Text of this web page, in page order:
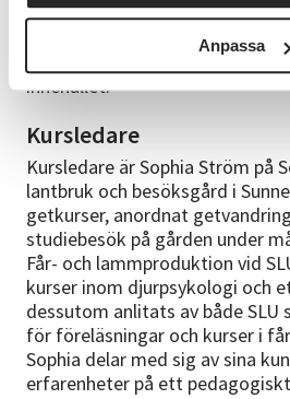
Anpassa
Kursen genomförs på distans
ut dagen innan kursstart. Vid
det skickas ut ett kompendium
innehållet.
Kursledare
Kursledare är Sophia Ström på
lantbruk och besöksgård i
getkurser, anordnat
studiebesök på gården under
Får- och lammproduktion vid
kurser inom djurpsykologi och
dessutom anlitats av både SLU
för föreläsningar och kurser i
Sophia delar med sig av sina
erfarenheter på ett